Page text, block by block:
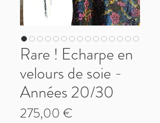
Rare ! Echarpe en
velours de soie -
Années 20/30
275,00 €